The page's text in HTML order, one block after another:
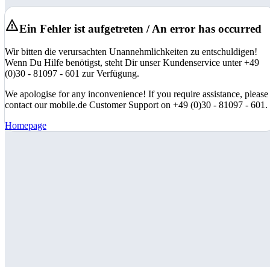
Ein Fehler ist aufgetreten / An error has occurred
Wir bitten die verursachten Unannehmlichkeiten zu entschuldigen!
Wenn Du Hilfe benötigst, steht Dir unser Kundenservice unter +49
(0)30 - 81097 - 601 zur Verfügung.
We apologise for any inconvenience! If you require assistance, please
contact our mobile.de Customer Support on +49 (0)30 - 81097 - 601.
Homepage